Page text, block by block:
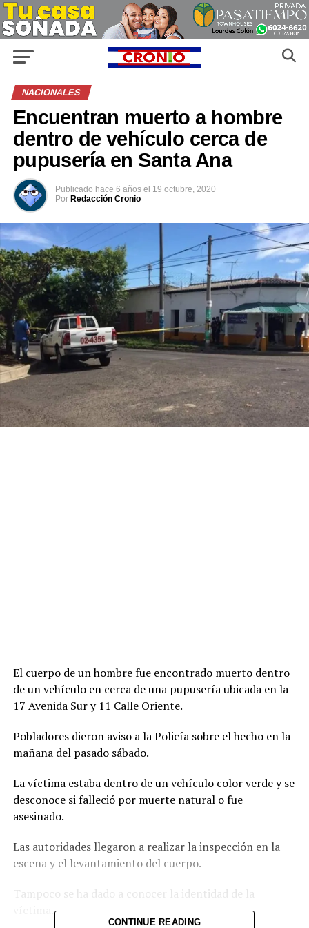
NACIONALES
Encuentran muerto a hombre
dentro de vehículo cerca de
pupusería en Santa Ana
Publicado hace 6 años el 19 octubre, 2020
Por Redacción Cronio
El cuerpo de un hombre fue encontrado muerto dentro
de un vehículo en cerca de una pupusería ubicada en la
17 Avenida Sur y 11 Calle Oriente.
Pobladores dieron aviso a la Policía sobre el hecho en la
mañana del pasado sábado.
La víctima estaba dentro de un vehículo color verde y se
desconoce si falleció por muerte natural o fue
asesinado.
Las autoridades llegaron a realizar la inspección en la
escena y el levantamiento del cuerpo.
Tampoco se ha dado a conocer la identidad de la
CONTINUE READING